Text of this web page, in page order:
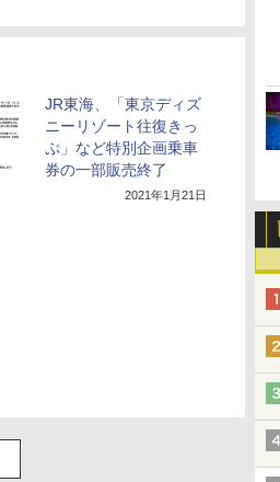
JR東海、「東京ディズ
ニーリゾート往復きっ
ぷ」など特別企画乗車
券の一部販売終了
2021年1月21日